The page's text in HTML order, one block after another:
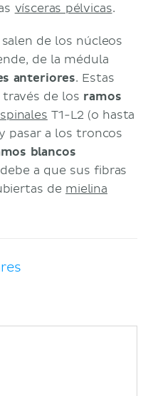
vísceras pélvicas.
salen de los núcleos
de la médula
anteriores. Estas
de los ramos
T1-L2 (o hasta
pasar a los troncos
blancos
a que sus fibras
de mielina